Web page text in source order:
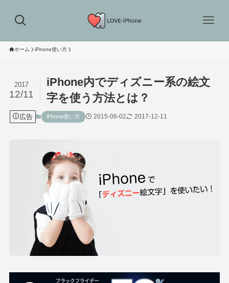
ホーム iPhone使い方
iPhone内でディズニー系の絵文
字を使う方法とは？
2017
12/11
広告 iPhone使い方 2015-06-02 2017-12-11